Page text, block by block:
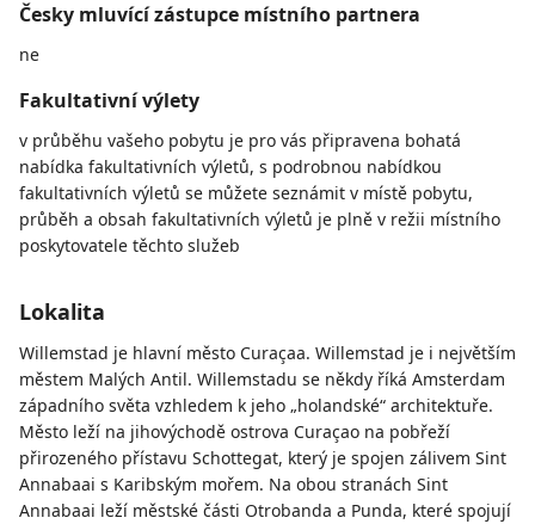
Česky mluvící zástupce místního partnera
ne
Fakultativní výlety
v průběhu vašeho pobytu je pro vás připravena bohatá
nabídka fakultativních výletů, s podrobnou nabídkou
fakultativních výletů se můžete seznámit v místě pobytu,
průběh a obsah fakultativních výletů je plně v režii místního
poskytovatele těchto služeb
Lokalita
Willemstad je hlavní město Curaçaa. Willemstad je i největším
městem Malých Antil. Willemstadu se někdy říká Amsterdam
západního světa vzhledem k jeho „holandské“ architektuře.
Město leží na jihovýchodě ostrova Curaçao na pobřeží
přirozeného přístavu Schottegat, který je spojen zálivem Sint
Annabaai s Karibským mořem. Na obou stranách Sint
Annabaai leží městské části Otrobanda a Punda, které spojují